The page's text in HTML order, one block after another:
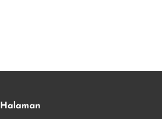
Halaman